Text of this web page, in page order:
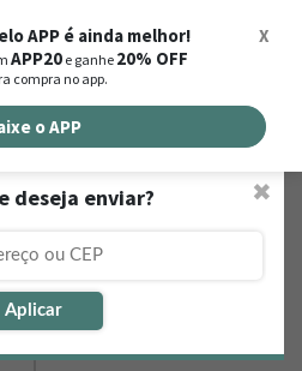
APP é ainda melhor!
APP20 e ganhe 20% OFF
compra no app.
X
o APP
deseja enviar?
Aplicar
✖
em
online em Chupinguaia - RO?